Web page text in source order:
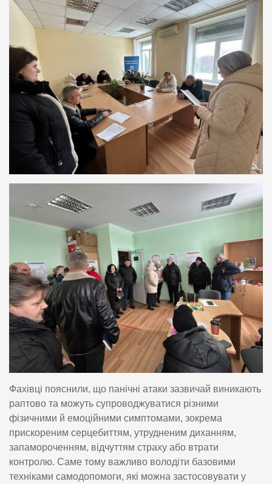
Фахівці пояснили, що панічні атаки зазвичай виникають
раптово та можуть супроводжуватися різними
фізичними й емоційними симптомами, зокрема
прискореним серцебиттям, утрудненим диханням,
запамороченням, відчуттям страху або втрати
контролю. Саме тому важливо володіти базовими
техніками самодопомоги, які можна застосовувати у